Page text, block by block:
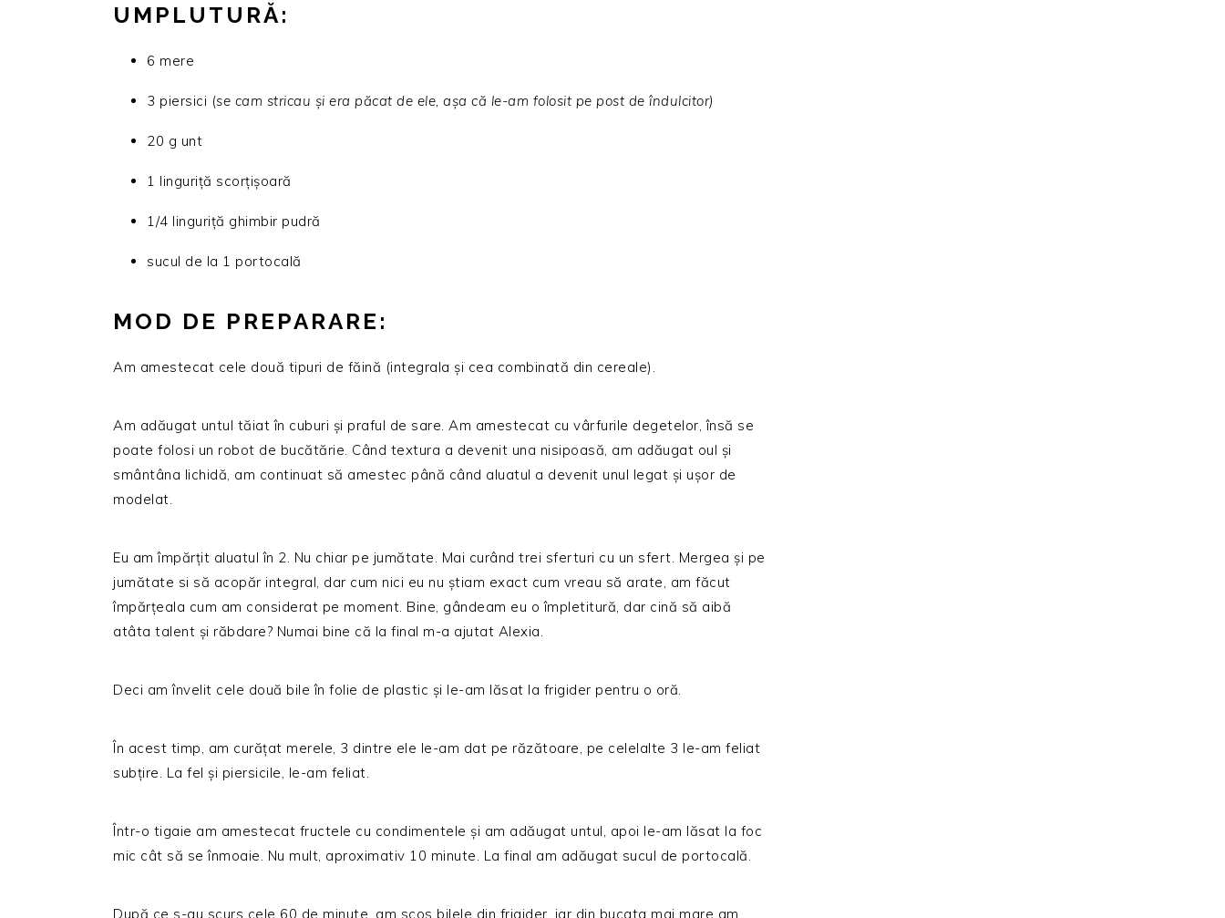
UMPLUTURĂ:
6 mere
3 piersici (se cam stricau și era păcat de ele, așa că le-am folosit pe post de îndulcitor)
20 g unt
1 linguriță scorțișoară
1/4 linguriță ghimbir pudră
sucul de la 1 portocală
MOD DE PREPARARE:
Am amestecat cele două tipuri de făină (integrala și cea combinată din cereale).
Am adăugat untul tăiat în cuburi și praful de sare. Am amestecat cu vârfurile degetelor, însă se
poate folosi un robot de bucătărie. Când textura a devenit una nisipoasă, am adăugat oul și
smântâna lichidă, am continuat să amestec până când aluatul a devenit unul legat și ușor de
modelat.
Eu am împărțit aluatul în 2. Nu chiar pe jumătate. Mai curând trei sferturi cu un sfert. Mergea și pe
jumătate si să acopăr integral, dar cum nici eu nu știam exact cum vreau să arate, am făcut
împărțeala cum am considerat pe moment. Bine, gândeam eu o împletitură, dar cină să aibă
atâta talent și răbdare? Numai bine că la final m-a ajutat Alexia.
Deci am învelit cele două bile în folie de plastic și le-am lăsat la frigider pentru o oră.
În acest timp, am curățat merele, 3 dintre ele le-am dat pe răzătoare, pe celelalte 3 le-am feliat
subțire. La fel și piersicile, le-am feliat.
Într-o tigaie am amestecat fructele cu condimentele și am adăugat untul, apoi le-am lăsat la foc
mic cât să se înmoaie. Nu mult, aproximativ 10 minute. La final am adăugat sucul de portocală.
După ce s-au scurs cele 60 de minute, am scos bilele din frigider, iar din bucata mai mare am